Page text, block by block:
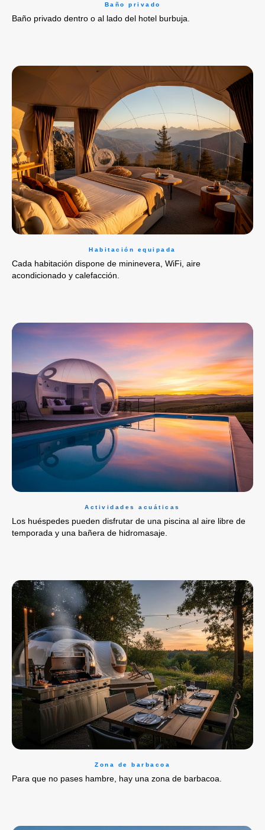
Baño privado
Baño privado dentro o al lado del hotel burbuja.
Habitación equipada
Cada habitación dispone de mininevera, WiFi, aire
acondicionado y calefacción.
Actividades acuáticas
Los huéspedes pueden disfrutar de una piscina al aire libre de
temporada y una bañera de hidromasaje.
Zona de barbacoa
Para que no pases hambre, hay una zona de barbacoa.